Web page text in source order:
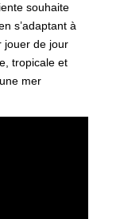
souhaite
s’adaptant à
jouer de jour
tropicale et
mer